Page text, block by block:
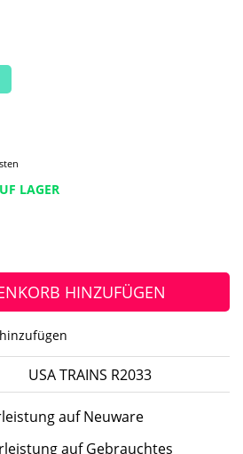
LAGER
HINZUFÜGEN
USA TRAINS R2033
auf Neuware
auf Gebrauchtes